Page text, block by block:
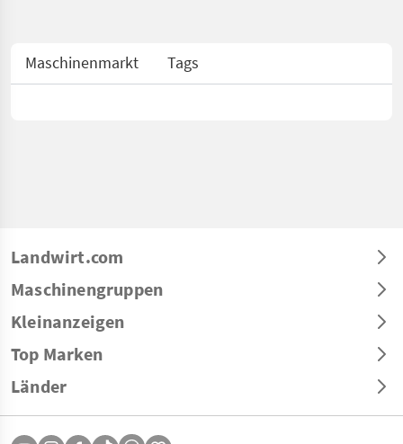
Maschinenmarkt Tags
Landwirt.com
Maschinengruppen
Kleinanzeigen
Top Marken
Länder